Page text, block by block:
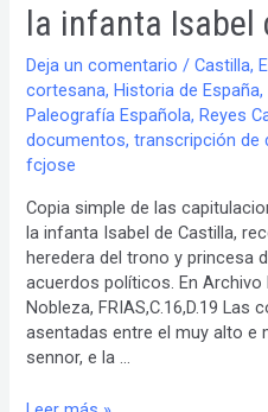
la infanta Isabel
Deja un comentario /Castilla,
cortesana,Historia de España,
Paleografía Española,Reyes
documentos,transcripción de
fcjose
Copia simple de las
la infanta Isabel de Castilla,
heredera del trono y princesa
acuerdos políticos. En
Nobleza, FRIAS,C.16,D.19 Las
asentadas entre el muy alto e
sennor, e la …